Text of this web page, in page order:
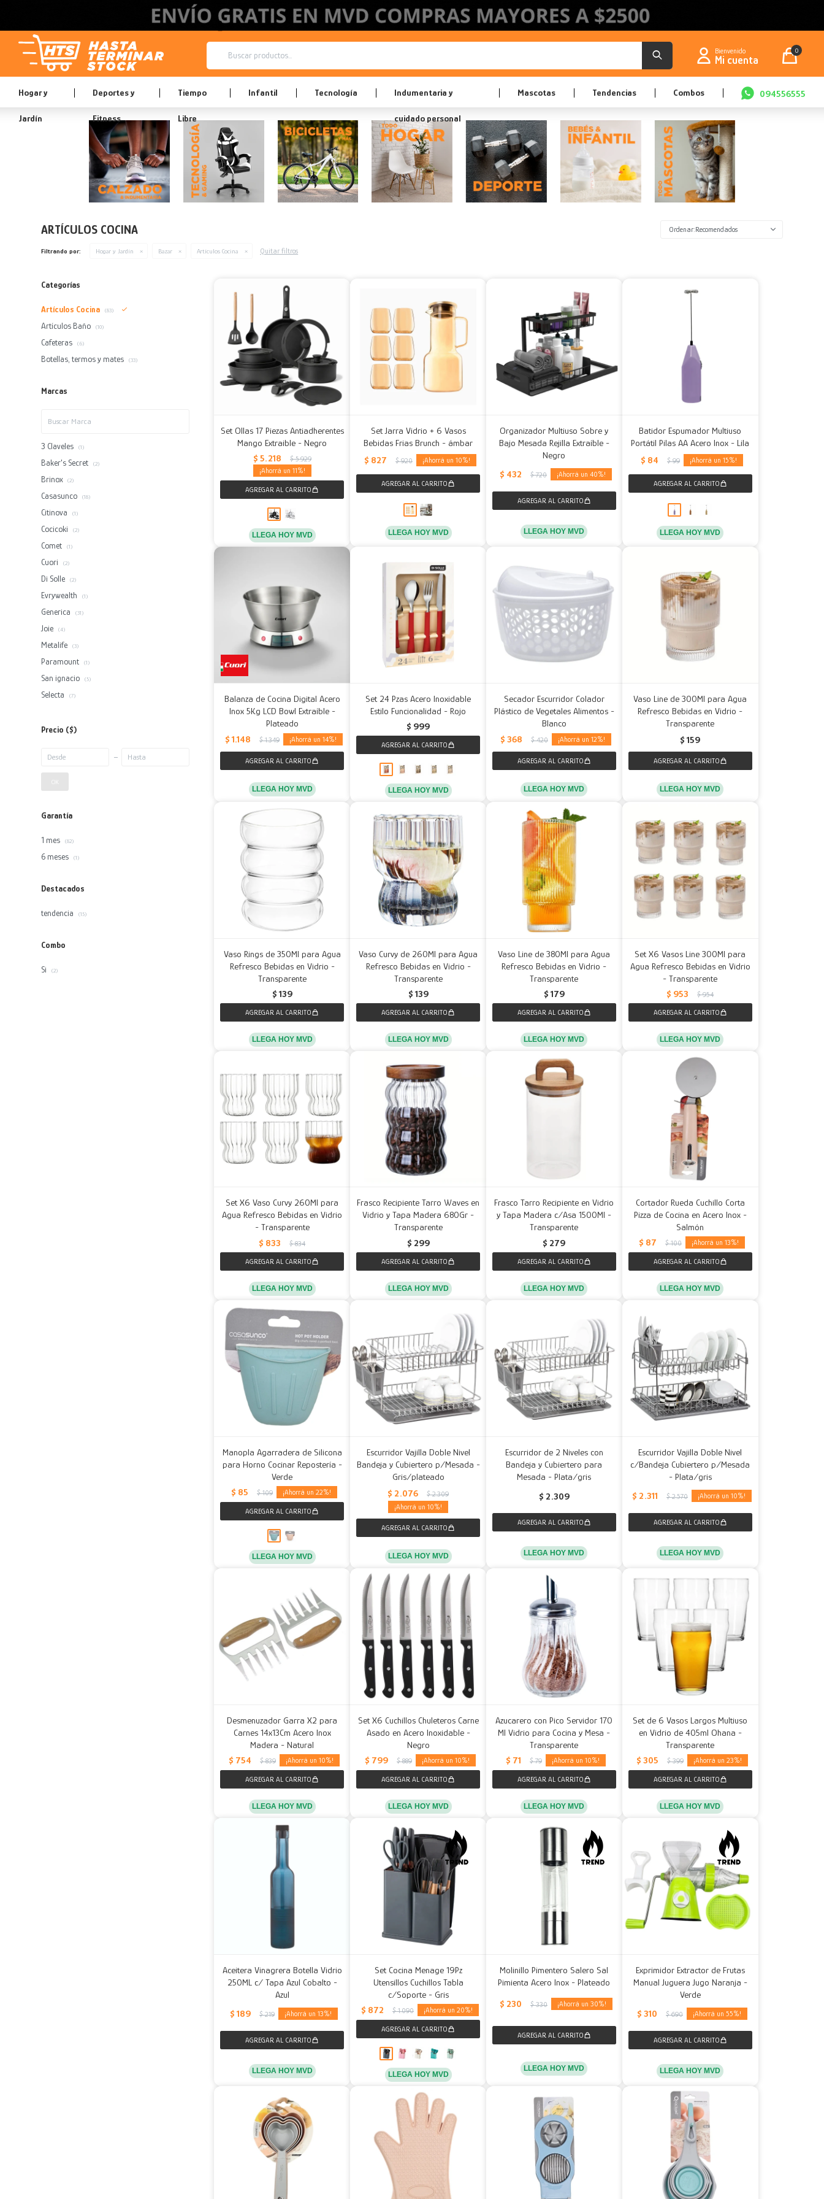
Hogar y
Jardín
Deportes y
Fitness
Tiempo
Libre
Infantil Tecnología Indumentaria y
cuidado personal
Mascotas Tendencias Combos 094556555
0
ARTÍCULOS COCINA Recomendados
Filtrando por: Hogar y Jardín Bazar Artículos Cocina Quitar filtros
Set Ollas 17 Piezas Antiadherentes
Mango Extraible - Negro
$ 5.218 $ 5.929
11
LLEGA HOY MVD
Set Jarra Vidrio + 6 Vasos
Bebidas Frias Brunch - ámbar
$ 827 $ 920 10
LLEGA HOY MVD
Organizador Multiuso Sobre y
Bajo Mesada Rejilla Extraíble -
Negro
$ 432 $ 720 40
LLEGA HOY MVD
Batidor Espumador Multiuso
Portátil Pilas AA Acero Inox - Lila
$ 84 $ 99 15
LLEGA HOY MVD
Balanza de Cocina Digital Acero
Inox 5Kg LCD Bowl Extraíble -
Plateado
$ 1.148 $ 1.349 14
LLEGA HOY MVD
Set 24 Pzas Acero Inoxidable
Estilo Funcionalidad - Rojo
$ 999
LLEGA HOY MVD
Secador Escurridor Colador
Plástico de Vegetales Alimentos -
Blanco
$ 368 $ 420 12
LLEGA HOY MVD
Vaso Line de 300Ml para Agua
Refresco Bebidas en Vidrio -
Transparente
$ 159
LLEGA HOY MVD
Vaso Rings de 350Ml para Agua
Refresco Bebidas en Vidrio -
Transparente
$ 139
LLEGA HOY MVD
Vaso Curvy de 260Ml para Agua
Refresco Bebidas en Vidrio -
Transparente
$ 139
LLEGA HOY MVD
Vaso Line de 380Ml para Agua
Refresco Bebidas en Vidrio -
Transparente
$ 179
LLEGA HOY MVD
Set X6 Vasos Line 300Ml para
Agua Refresco Bebidas en Vidrio
- Transparente
$ 953 $ 954
LLEGA HOY MVD
Set X6 Vaso Curvy 260Ml para
Agua Refresco Bebidas en Vidrio
- Transparente
$ 833 $ 834
LLEGA HOY MVD
Frasco Recipiente Tarro Waves en
Vidrio y Tapa Madera 680Gr -
Transparente
$ 299
LLEGA HOY MVD
Frasco Tarro Recipiente en Vidrio
y Tapa Madera c/Asa 1500Ml -
Transparente
$ 279
LLEGA HOY MVD
Cortador Rueda Cuchillo Corta
Pizza de Cocina en Acero Inox -
Salmón
$ 87 $ 100 13
LLEGA HOY MVD
Manopla Agarradera de Silicona
para Horno Cocinar Repostería -
Verde
$ 85 $ 109 22
LLEGA HOY MVD
Escurridor Vajilla Doble Nivel
Bandeja y Cubiertero p/Mesada -
Gris/plateado
$ 2.076 $ 2.309
10
LLEGA HOY MVD
Escurridor de 2 Niveles con
Bandeja y Cubiertero para
Mesada - Plata/gris
$ 2.309
LLEGA HOY MVD
Escurridor Vajilla Doble Nivel
c/Bandeja Cubiertero p/Mesada
- Plata/gris
$ 2.311 $ 2.570 10
LLEGA HOY MVD
Desmenuzador Garra X2 para
Carnes 14x13Cm Acero Inox
Madera - Natural
$ 754 $ 839 10
LLEGA HOY MVD
Set X6 Cuchillos Chuleteros Carne
Asado en Acero Inoxidable -
Negro
$ 799 $ 889 10
LLEGA HOY MVD
Azucarero con Pico Servidor 170
Ml Vidrio para Cocina y Mesa -
Transparente
$ 71 $ 79 10
LLEGA HOY MVD
Set de 6 Vasos Largos Multiuso
en Vidrio de 405ml Ohana -
Transparente
$ 305 $ 399 23
LLEGA HOY MVD
Aceitera Vinagrera Botella Vidrio
250ML c/ Tapa Azul Cobalto -
Azul
$ 189 $ 219 13
LLEGA HOY MVD
Set Cocina Menage 19Pz
Utensillos Cuchillos Tabla
c/Soporte - Gris
$ 872 $ 1.090 20
LLEGA HOY MVD
Molinillo Pimentero Salero Sal
Pimienta Acero Inox - Plateado
$ 230 $ 330 30
LLEGA HOY MVD
Exprimidor Extractor de Frutas
Manual Juguera Jugo Naranja -
Verde
$ 310 $ 690 55
LLEGA HOY MVD
Categorías
Artículos Cocina (83)
Artículos Baño (10)
Cafeteras (6)
Botellas, termos y mates (33)
Marcas
3 Claveles (1)
Baker's Secret (2)
Brinox (2)
Casasunco (18)
Citinova (1)
Cocicoki (2)
Comet (1)
Cuori (2)
Di Solle (2)
Evrywealth (1)
Generica (31)
Joie (4)
Metalife (3)
Paramount (1)
San ignacio (5)
Selecta (7)
Precio ($)
Garantía
1 mes (82)
6 meses (1)
Destacados
tendencia (15)
Combo
Si (2)